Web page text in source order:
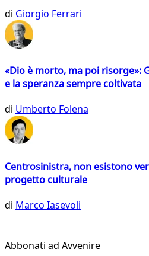
di Giorgio Ferrari
«Dio è morto, ma poi risorge»:
e la speranza sempre coltivata
di Umberto Folena
Centrosinistra, non esistono
progetto culturale
di Marco Iasevoli
Abbonati ad Avvenire